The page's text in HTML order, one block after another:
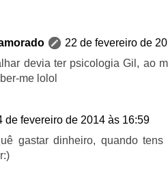
22 de fevereiro de
devia ter psicologia Gil, ao
me lolol
de fevereiro de 2014 às 16:59
gastar dinheiro, quando